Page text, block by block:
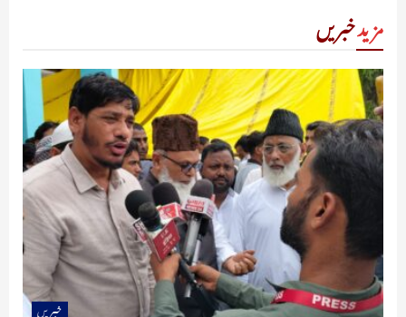
مزیدخبریں
خبریں